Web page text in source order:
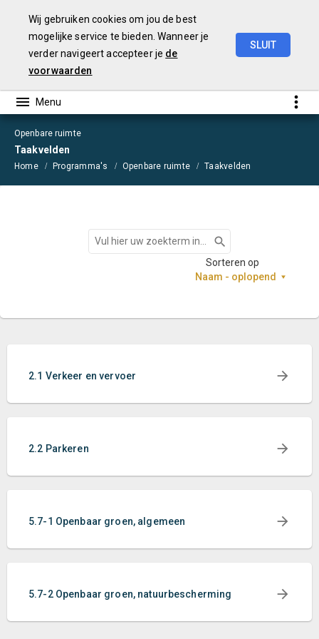
Openbare ruimte
Taakvelden
Home Programma's Openbare ruimte Taakvelden
Zoeken
Sorteren op
Naam - oplopend
2.1 Verkeer en vervoer
2.2 Parkeren
5.7-1 Openbaar groen, algemeen
5.7-2 Openbaar groen, natuurbescherming
Wij gebruiken cookies om jou de best
mogelijke service te bieden. Wanneer je
verder navigeert accepteer je de
voorwaarden
SLUIT